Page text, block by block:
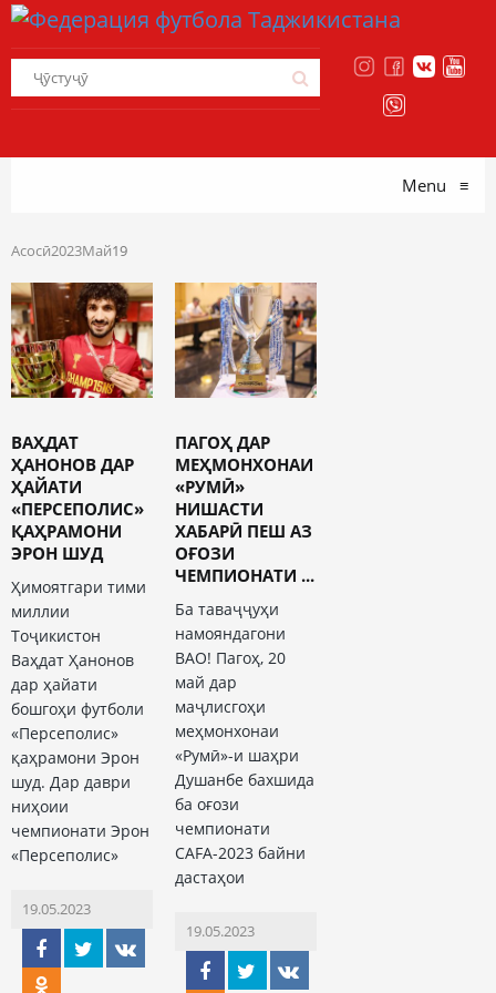
Menu ≡
Асосӣ2023Май19
ВАҲДАТ
ҲАНОНОВ ДАР
ҲАЙАТИ
«ПЕРСЕПОЛИС»
ҚАҲРАМОНИ
ЭРОН ШУД
Ҳимоятгари тими
миллии
Тоҷикистон
Ваҳдат Ҳанонов
дар ҳайати
бошгоҳи футболи
«Персеполис»
қаҳрамони Эрон
шуд. Дар даври
ниҳоии
чемпионати Эрон
«Персеполис»
19.05.2023
ПАГОҲ ДАР
МЕҲМОНХОНАИ
«РУМӢ»
НИШАСТИ
ХАБАРӢ ПЕШ АЗ
ОҒОЗИ
ЧЕМПИОНАТИ ...
Ба таваҷҷуҳи
намояндагони
ВАО! Пагоҳ, 20
май дар
маҷлисгоҳи
меҳмонхонаи
«Румӣ»-и шаҳри
Душанбе бахшида
ба оғози
чемпионати
CAFA-2023 байни
дастаҳои
19.05.2023